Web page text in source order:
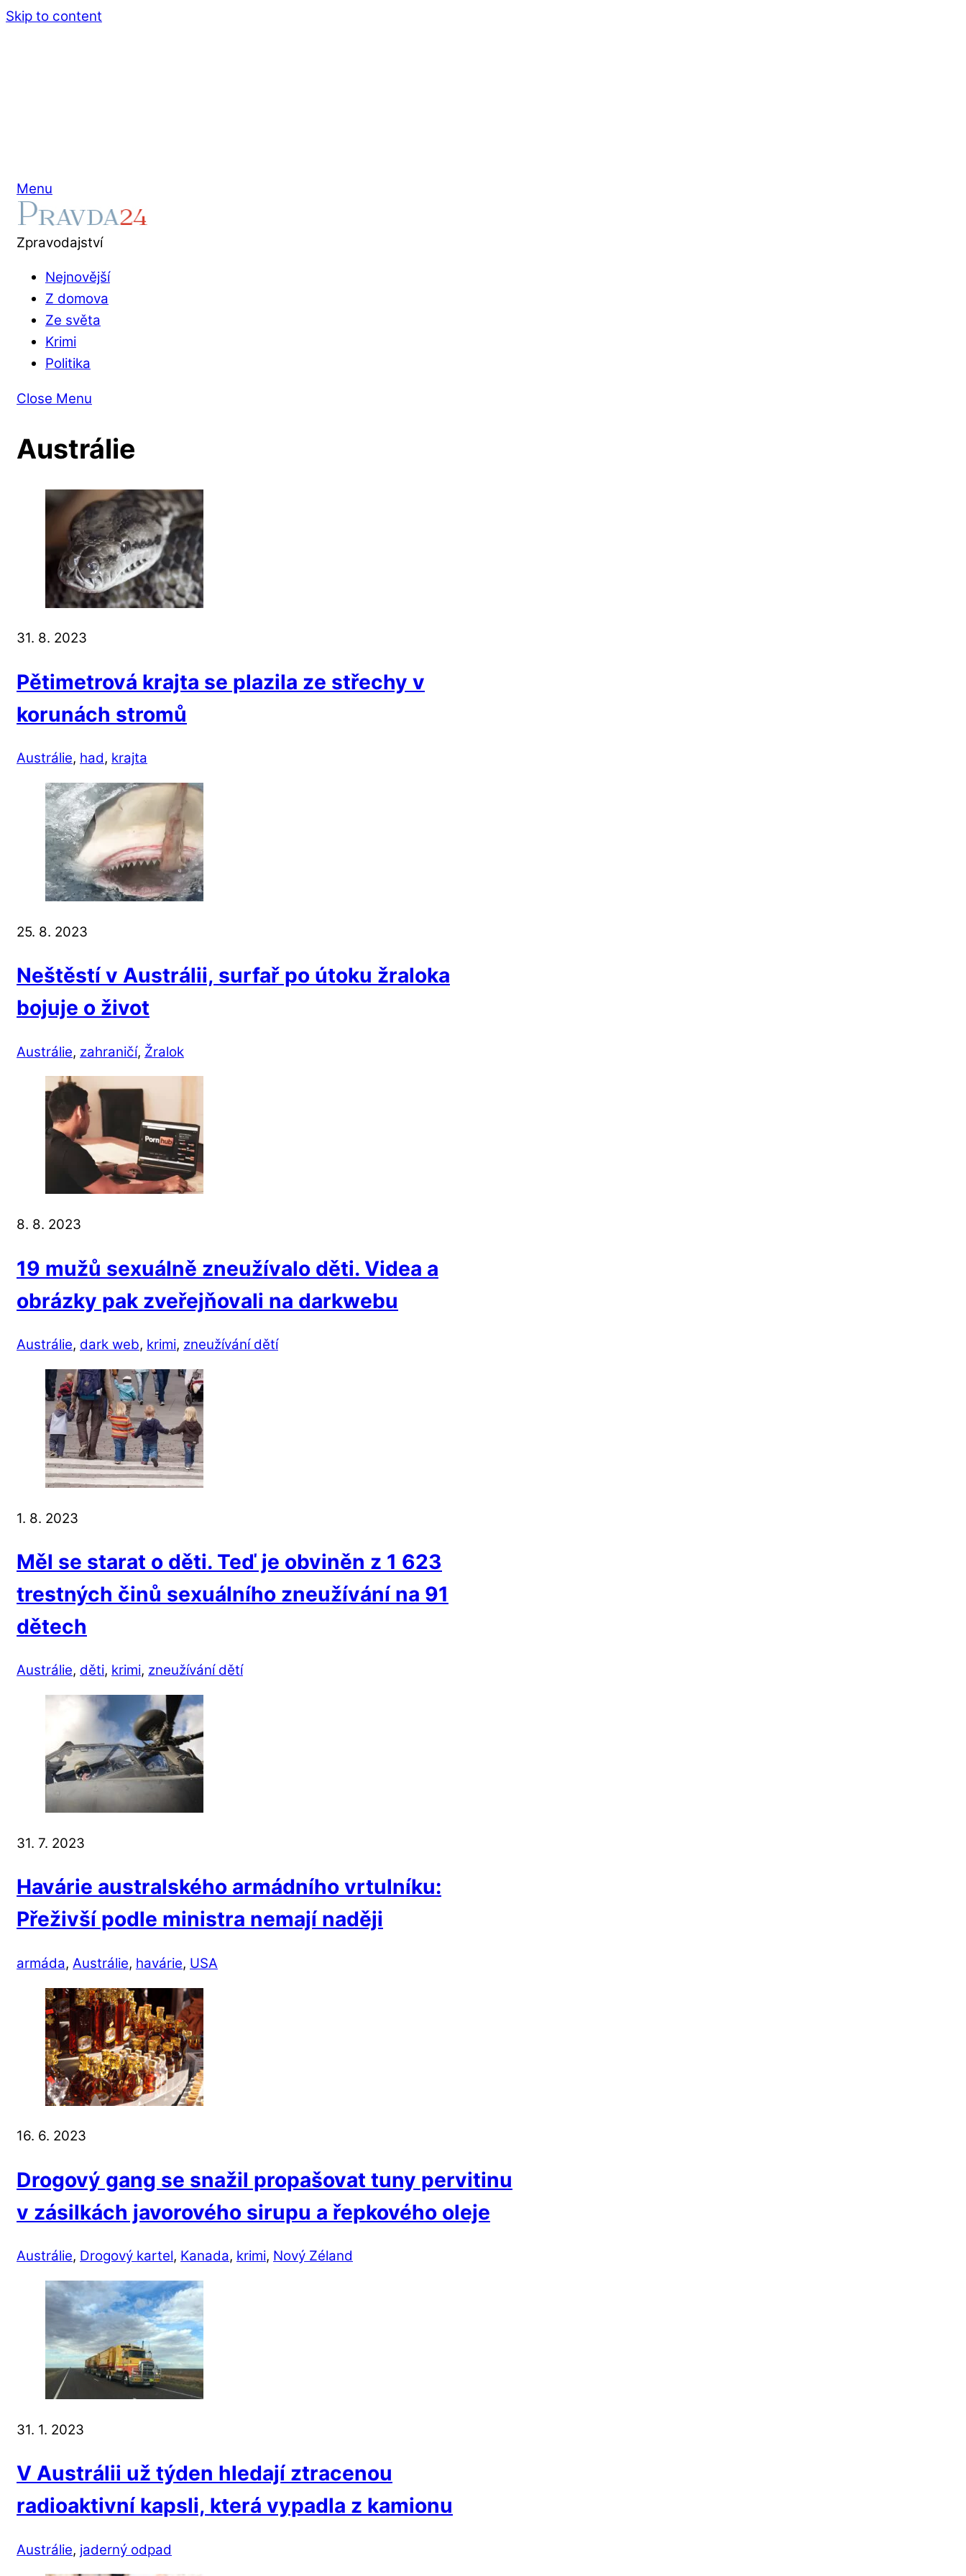
Skip to content
Menu
Zpravodajství
Nejnovější
Z domova
Ze světa
Krimi
Politika
Close Menu
Austrálie
31. 8. 2023
Pětimetrová krajta se plazila ze střechy v
korunách stromů
Austrálie, had, krajta
25. 8. 2023
Neštěstí v Austrálii, surfař po útoku žraloka
bojuje o život
Austrálie, zahraničí, Žralok
8. 8. 2023
19 mužů sexuálně zneužívalo děti. Videa a
obrázky pak zveřejňovali na darkwebu
Austrálie, dark web, krimi, zneužívání dětí
1. 8. 2023
Měl se starat o děti. Teď je obviněn z 1 623
trestných činů sexuálního zneužívání na 91
dětech
Austrálie, děti, krimi, zneužívání dětí
31. 7. 2023
Havárie australského armádního vrtulníku:
Přeživší podle ministra nemají naději
armáda, Austrálie, havárie, USA
16. 6. 2023
Drogový gang se snažil propašovat tuny pervitinu
v zásilkách javorového sirupu a řepkového oleje
Austrálie, Drogový kartel, Kanada, krimi, Nový Zéland
31. 1. 2023
V Austrálii už týden hledají ztracenou
radioaktivní kapsli, která vypadla z kamionu
Austrálie, jaderný odpad